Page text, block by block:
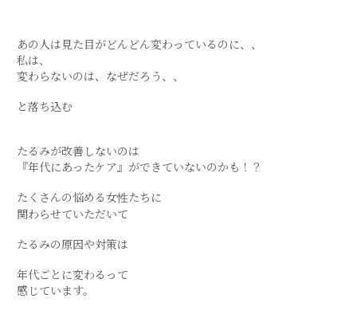
あの人は見た目がどんどん変わっているのに、、
私は、
変わらないのは、なぜだろう、、
と落ち込む
たるみが改善しないのは
『年代にあったケア』ができていないのかも！？
たくさんの悩める女性たちに
関わらせていただいて
たるみの原因や対策は
年代ごとに変わるって
感じています。